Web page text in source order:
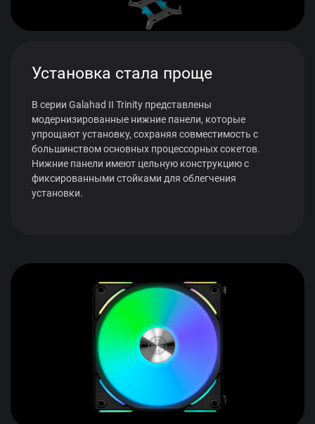
Установка стала проще
В серии Galahad II Trinity представлены
модернизированные нижние панели, которые
упрощают установку, сохраняя совместимость с
большинством основных процессорных сокетов.
Нижние панели имеют цельную конструкцию с
фиксированными стойками для облегчения
установки.